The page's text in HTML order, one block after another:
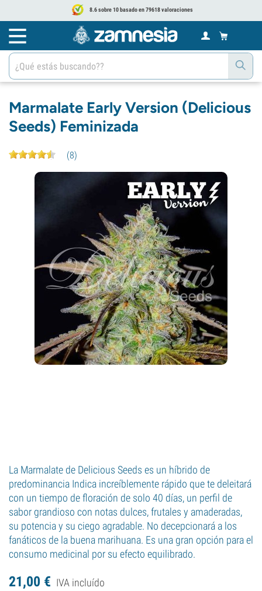
8.6 sobre 10 basado en 79618 valoraciones
Marmalate Early Version (Delicious
Seeds) Feminizada
(8)
La Marmalate de Delicious Seeds es un híbrido de
predominancia Indica increíblemente rápido que te deleitará
con un tiempo de floración de solo 40 días, un perfil de
sabor grandioso con notas dulces, frutales y amaderadas,
su potencia y su ciego agradable. No decepcionará a los
fanáticos de la buena marihuana. Es una gran opción para el
consumo medicinal por su efecto equilibrado.
21,00 € IVA incluído